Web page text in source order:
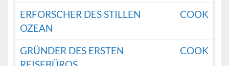
ERFORSCHER DES STILLEN
OZEAN
COOK
GRÜNDER DES ERSTEN
COOK